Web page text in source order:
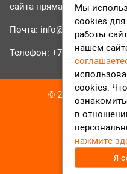
сайта прямая
Почта: info@tvr24.tv
Телефон: +7 (496) 551-04-95
© 2016-2023
Мы
cookies
работы
нашем
cookies.
в
нажмите
Я